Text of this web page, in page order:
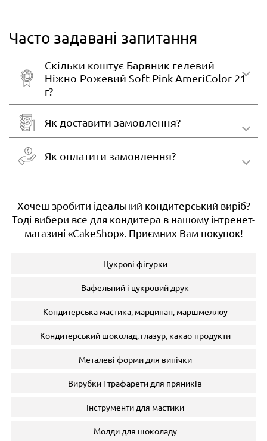
Часто задавані запитання
Скільки коштує Барвник гелевий
Ніжно-Рожевий Soft Pink AmeriColor 21
г?
Як доставити замовлення?
Як оплатити замовлення?
Хочеш зробити ідеальний кондитерський виріб?
Тоді вибери все для кондитера в нашому інтренет-
магазині «CakeShop». Приємних Вам покупок!
Цукрові фігурки
Вафельний і цукровий друк
Кондитерська мастика, марципан, маршмеллоу
Кондитерський шоколад, глазур, какао-продукти
Металеві форми для випічки
Вирубки і трафарети для пряників
Інструменти для мастики
Молди для шоколаду